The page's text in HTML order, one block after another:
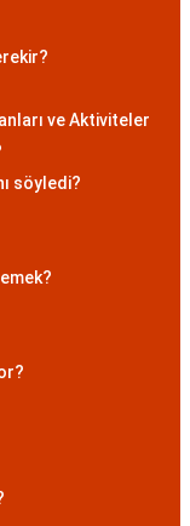
ve Aktiviteler
söyledi?